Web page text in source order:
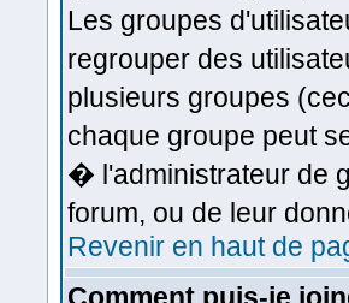
Les groupes
regrouper des
plusieurs groupes
chaque groupe peut
� l'administrateur de
forum, ou de leur
Revenir en haut de